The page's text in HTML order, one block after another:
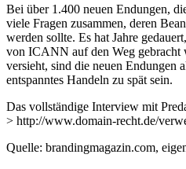
Bei über 1.400 neuen Endungen,
viele Fragen zusammen, deren
werden sollte. Es hat Jahre
von ICANN auf den Weg gebracht
versieht, sind die neuen Endungen
entspanntes Handeln zu spät sein.
Das vollständige Interview mit
> http://www.domain-recht.de/
Quelle: brandingmagazin.com,